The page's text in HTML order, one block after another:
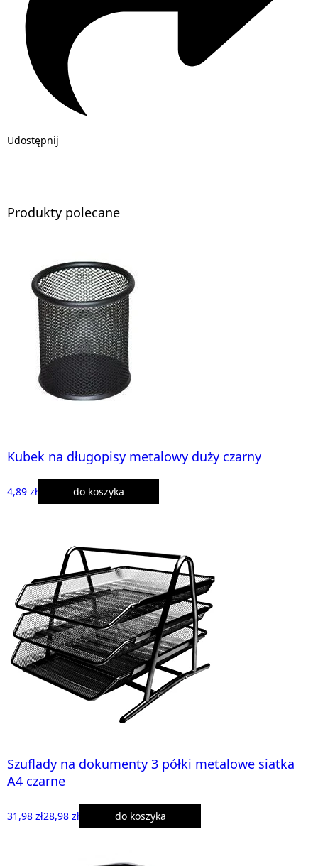
Udostępnij
Produkty polecane
Kubek na długopisy metalowy duży czarny
4,89 zł do koszyka
Szuflady na dokumenty 3 półki metalowe siatka
A4 czarne
31,98 zł28,98 zł do koszyka